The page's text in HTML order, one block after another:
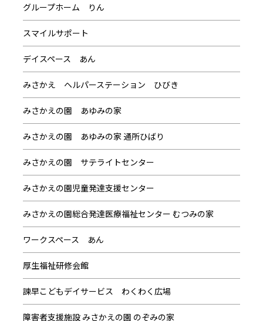
グループホーム りん
スマイルサポート
デイスペース あん
みさかえ ヘルパーステーション ひびき
みさかえの園 あゆみの家
みさかえの園 あゆみの家 通所ひばり
みさかえの園 サテライトセンター
みさかえの園児童発達支援センター
みさかえの園総合発達医療福祉センター むつみの家
ワークスペース あん
厚生福祉研修会館
諫早こどもデイサービス わくわく広場
障害者支援施設 みさかえの園 のぞみの家